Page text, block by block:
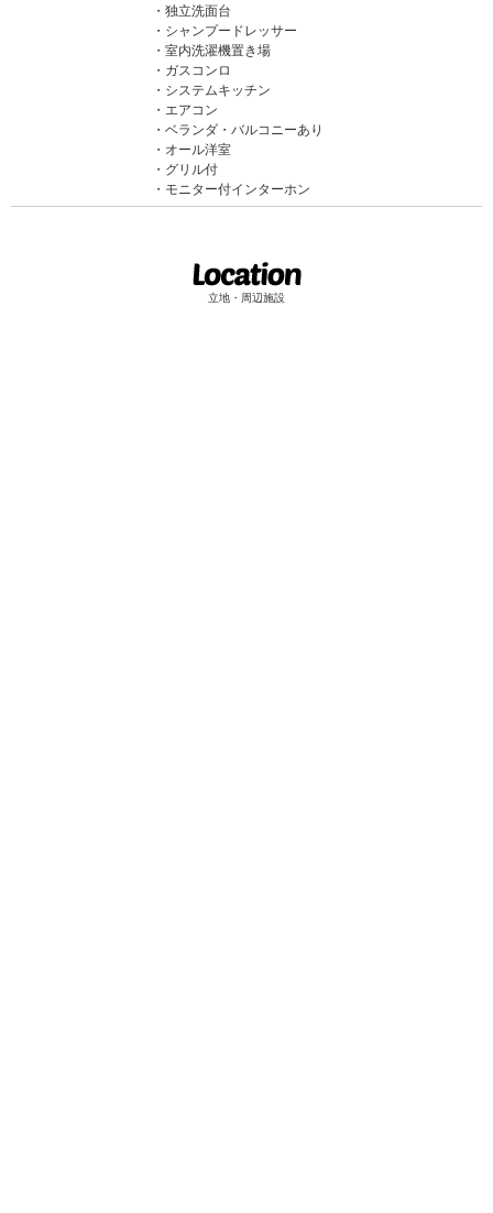
独立洗面台
シャンプードレッサー
室内洗濯機置き場
ガスコンロ
システムキッチン
エアコン
ベランダ・バルコニーあり
オール洋室
グリル付
モニター付インターホン
立地・周辺施設